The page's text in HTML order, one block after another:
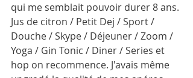
qui me semblait pouvoir durer 8 ans.
Jus de citron / Petit Dej / Sport /
Douche / Skype / Déjeuner / Zoom /
Yoga / Gin Tonic / Diner / Series et
hop on recommence. J'avais même